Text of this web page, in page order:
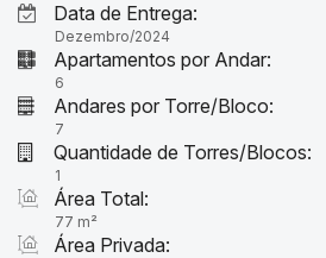
Data de Entrega:
Dezembro/2024
Apartamentos por Andar:
6
Andares por Torre/Bloco:
7
Quantidade de Torres/Blocos:
1
Área Total:
77 m²
Área Privada: